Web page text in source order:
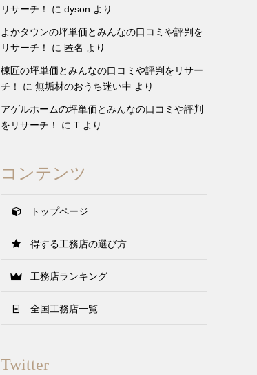
リサーチ！
に dyson より
よかタウンの坪単価とみんなの口コミや評判を
リサーチ！
に 匿名 より
棟匠の坪単価とみんなの口コミや評判をリサー
チ！
に 無垢材のおうち迷い中 より
アゲルホームの坪単価とみんなの口コミや評判
をリサーチ！
に T より
コンテンツ
トップページ
得する工務店の選び方
工務店ランキング
全国工務店一覧
Twitter